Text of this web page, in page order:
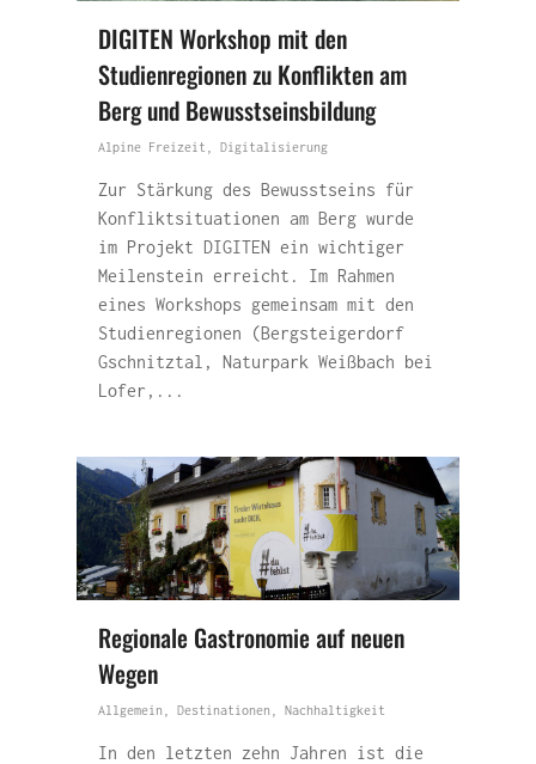
DIGITEN Workshop mit den
Studienregionen zu Konflikten am
Berg und Bewusstseinsbildung
Alpine Freizeit Digitalisierung
Zur Stärkung des Bewusstseins für
Konfliktsituationen am Berg wurde
im Projekt DIGITEN ein wichtiger
Meilenstein erreicht. Im Rahmen
eines Workshops gemeinsam mit den
Studienregionen (Bergsteigerdorf
Gschnitztal, Naturpark Weißbach bei
Lofer,...
Regionale Gastronomie auf neuen
Wegen
Allgemein Destinationen Nachhaltigkeit
In den letzten zehn Jahren ist die